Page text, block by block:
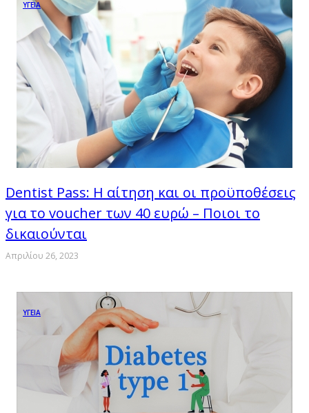
ΥΓΕΙΑ
Dentist Pass: Η αίτηση και οι προϋποθέσεις
για το voucher των 40 ευρώ – Ποιοι το
δικαιούνται
Απριλίου 26, 2023
ΥΓΕΙΑ